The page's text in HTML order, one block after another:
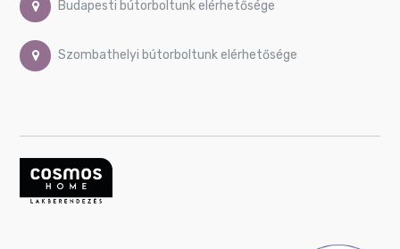
Budapesti bútorboltunk elérhetősége
Szombathelyi bútorboltunk elérhetősége